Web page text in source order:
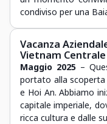
condiviso per una
Vacanza
Vietnam Centrale
Maggio 2025 –
portato alla scoperta
e Hoi An. Abbiamo
capitale imperiale,
ricca cultura e dalle